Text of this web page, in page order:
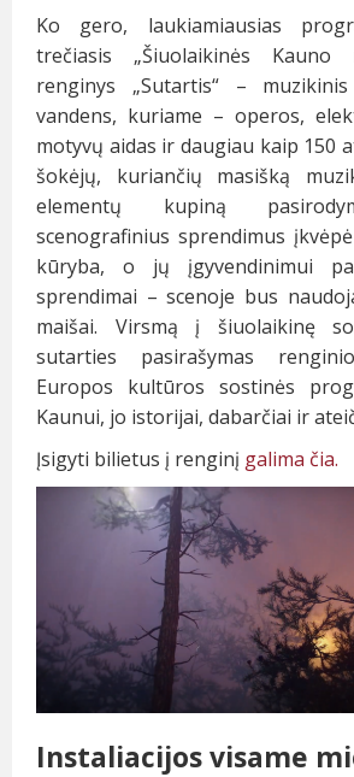
Ko gero, laukiamiausias
trečiasis „Šiuolaikinės Kauno
renginys „Sutartis“ –
vandens, kuriame – operos,
motyvų aidas ir daugiau kaip 150
šokėjų, kuriančių masišką
elementų kupiną
scenografinius sprendimus
kūryba, o jų įgyvendinimui
sprendimai – scenoje bus
maišai. Virsmą į šiuolaikinę
sutarties pasirašymas
Europos kultūros sostinės
Kaunui, jo istorijai, dabarčiai ir
Įsigyti bilietus į renginį galima čia.
Instaliacijos visame